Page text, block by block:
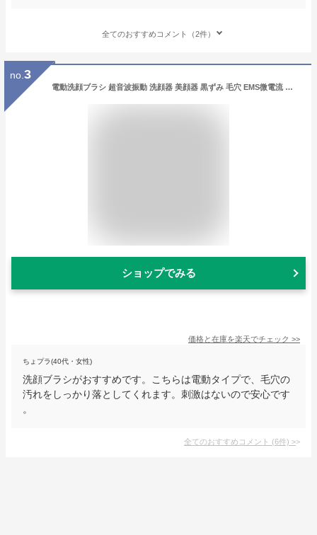
全てのおすすめコメント（2件）
no. 3
電動洗顔ブラシ 超音波振動 洗顔器 美顔器 黒ずみ 毛穴 EMS微電流 極細毛 IPX7防水 角質 柔軟 毛質 ボディ 回転式 ホワイト (管理S) 送料無料 【SK19079】
ショップでみる
価格と在庫を楽天でチェック >>
ちょプラ(40代・女性)
洗顔ブラシがおすすめです。こちらは電動タイプで、毛穴の
汚れをしっかり落としてくれます。刺激はないので安心です
。
全てのおすすめコメント (6件) >